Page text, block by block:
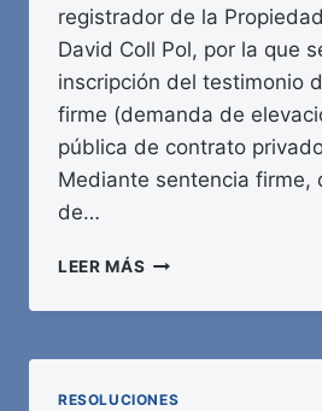
registrador de la
David Coll Pol, por la que
inscripción del testimonio
firme (demanda de
pública de contrato
Mediante sentencia firme,
de…
LEER MÁS AGENCIA
BOLETÍN
DEL
RESOLUCIONES